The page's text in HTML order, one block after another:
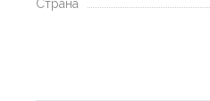
Страна